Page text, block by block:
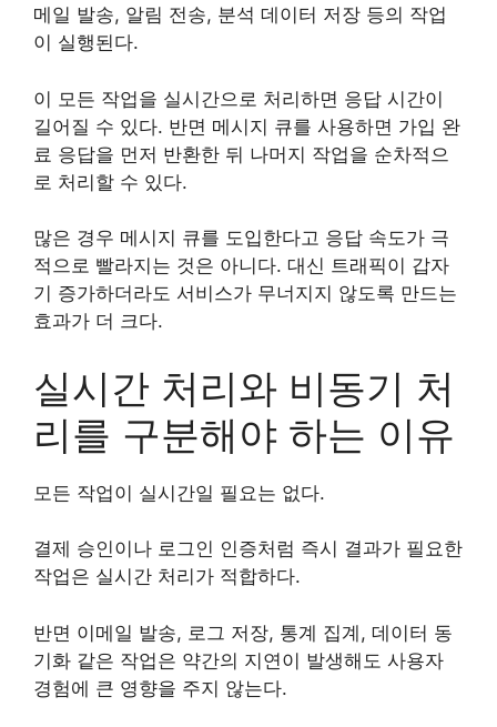
메일 발송, 알림 전송, 분석 데이터 저장 등의 작업
이 실행된다.
이 모든 작업을 실시간으로 처리하면 응답 시간이
길어질 수 있다. 반면 메시지 큐를 사용하면 가입 완
료 응답을 먼저 반환한 뒤 나머지 작업을 순차적으
로 처리할 수 있다.
많은 경우 메시지 큐를 도입한다고 응답 속도가 극
적으로 빨라지는 것은 아니다. 대신 트래픽이 갑자
기 증가하더라도 서비스가 무너지지 않도록 만드는
효과가 더 크다.
실시간 처리와 비동기 처
리를 구분해야 하는 이유
모든 작업이 실시간일 필요는 없다.
결제 승인이나 로그인 인증처럼 즉시 결과가 필요한
작업은 실시간 처리가 적합하다.
반면 이메일 발송, 로그 저장, 통계 집계, 데이터 동
기화 같은 작업은 약간의 지연이 발생해도 사용자
경험에 큰 영향을 주지 않는다.